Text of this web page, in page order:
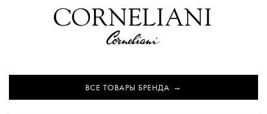
ВСЕ ТОВАРЫ БРЕНДА